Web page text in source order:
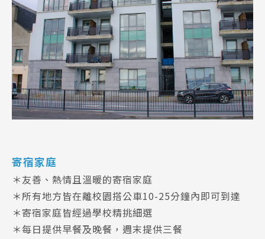
寄宿家庭
＊友善、熱情且溫暖的寄宿家庭
＊所有地方皆在離校園搭公車10-25分鐘內即可到達
＊寄宿家庭皆經過學校精挑細選
＊每日提供早餐及晚餐，週末提供三餐